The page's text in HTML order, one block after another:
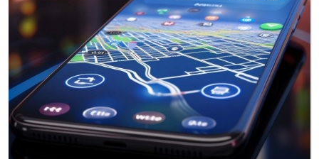
WEITER